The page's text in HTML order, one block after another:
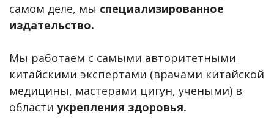
самом деле, мы специализированное
издательство.
Мы работаем с самыми авторитетными
китайскими экспертами (врачами китайской
медицины, мастерами цигун, учеными) в
области укрепления здоровья.